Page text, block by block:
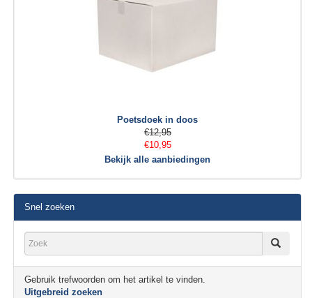
Poetsdoek in doos
€12,95
€10,95
Bekijk alle aanbiedingen
Snel zoeken
Gebruik trefwoorden om het artikel te vinden.
Uitgebreid zoeken